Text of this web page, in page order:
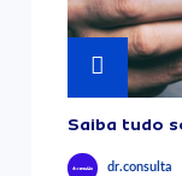
Saiba tudo
dr.consulta